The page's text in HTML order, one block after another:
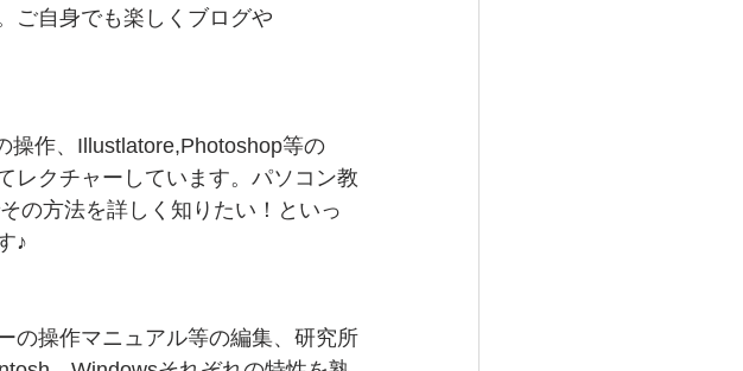
ご自身でも楽しくブログや
操作、Illustlatore,Photoshop等の
レクチャーしています。パソコン教
の方法を詳しく知りたい！といっ
♪
の操作マニュアル等の編集、研究所